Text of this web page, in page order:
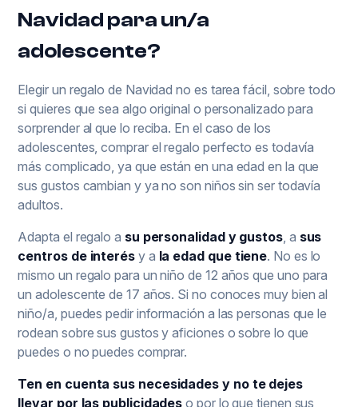
Navidad para un/a
adolescente?
Elegir un regalo de Navidad no es tarea fácil, sobre todo
si quieres que sea algo original o personalizado para
sorprender al que lo reciba. En el caso de los
adolescentes, comprar el regalo perfecto es todavía
más complicado, ya que están en una edad en la que
sus gustos cambian y ya no son niños sin ser todavía
adultos.
Adapta el regalo a su personalidad y gustos, a sus
centros de interésy a la edad que tiene. No es lo
mismo un regalo para un niño de 12 años que uno para
un adolescente de 17 años. Si no conoces muy bien al
niño/a, puedes pedir información a las personas que le
rodean sobre sus gustos y aficiones o sobre lo que
puedes o no puedes comprar.
Ten en cuenta sus necesidades y no te dejes
llevar por las publicidades o por lo que tienen sus